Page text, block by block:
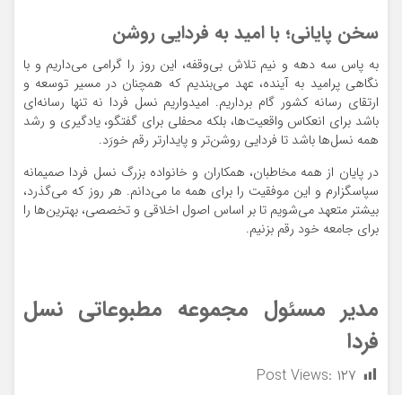
سخن پایانی؛ با امید به فردایی روشن
به پاس سه دهه و نیم تلاش بی‌وقفه، این روز را گرامی می‌داریم و با
نگاهی پرامید به آینده، عهد می‌بندیم که همچنان در مسیر توسعه و
ارتقای رسانه کشور گام برداریم. امیدواریم نسل فردا نه تنها رسانه‌ای
باشد برای انعکاس واقعیت‌ها، بلکه محفلی برای گفتگو، یادگیری و رشد
همه نسل‌ها باشد تا فردایی روشن‌تر و پایدارتر رقم خورَد.
در پایان از همه مخاطبان، همکاران و خانواده بزرگ نسل فردا صمیمانه
سپاسگزارم و این موفقیت را برای همه ما می‌دانم. هر روز که می‌گذرد،
بیشتر متعهد می‌شویم تا بر اساس اصول اخلاقی و تخصصی، بهترین‌ها را
برای جامعه خود رقم بزنیم.
مدیر مسئول مجموعه مطبوعاتی نسل
فردا
Post Views: ۱۲۷